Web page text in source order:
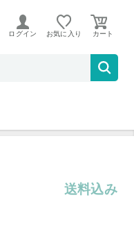
ログイン お気に入り
セット
送料込み